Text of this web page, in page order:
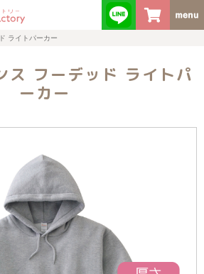
ライトパーカー
フーデッド ライトパ
ーカー